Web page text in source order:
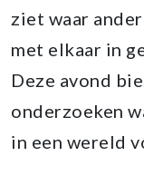
ziet waar
met elkaar in
Deze avond
onderzoeken
in een wereld